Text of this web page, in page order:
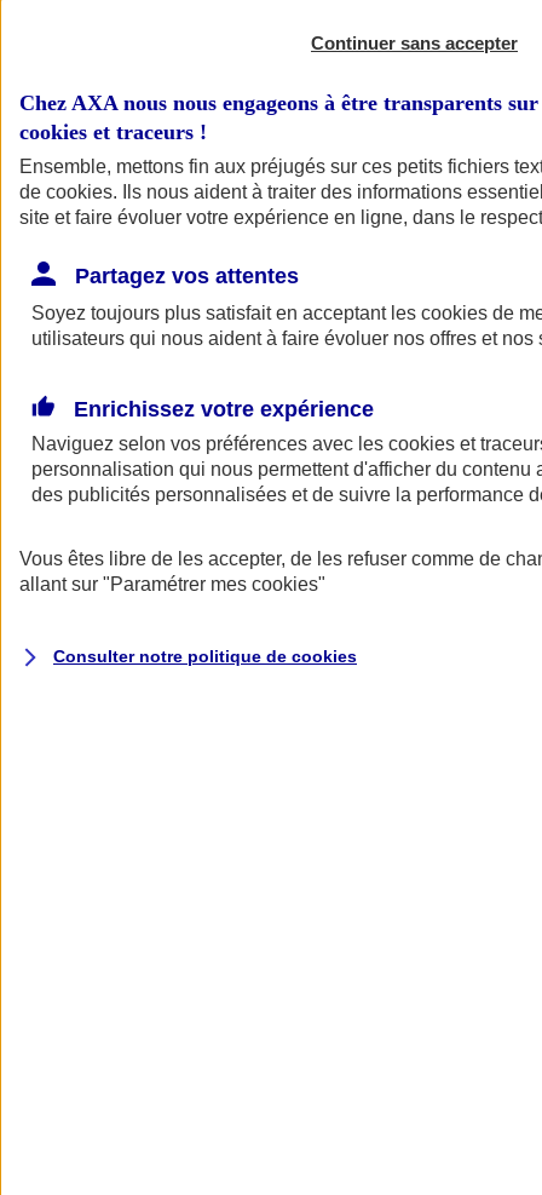
AXA Assurance
Continuer sans accepter
Chez AXA nous nous engageons à être transparents
cookies et traceurs !
Ensemble, mettons fin aux préjugés sur ces petits fichiers
de cookies. Ils nous aident à traiter des informations
site et faire évoluer votre expérience en ligne, dans le
Partagez vos attentes
Soyez toujours plus satisfait en acceptant les cookies de
utilisateurs qui nous aident à faire évoluer nos offres et nos
Enrichissez votre expérience
Naviguez selon vos préférences avec les cookies et
personnalisation qui nous permettent d'afficher du contenu
des publicités personnalisées et de suivre la performance
Vous êtes libre de les accepter, de les refuser comme de
allant sur "Paramétrer mes cookies"
Consulter notre politique de cookies